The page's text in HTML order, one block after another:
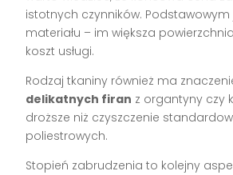
istotnych czynników.
materiału – im większa
koszt usługi.
Rodzaj tkaniny również ma
delikatnych firan z organtyny czy
droższe niż czyszczenie
poliestrowych.
Stopień zabrudzenia to kolejny